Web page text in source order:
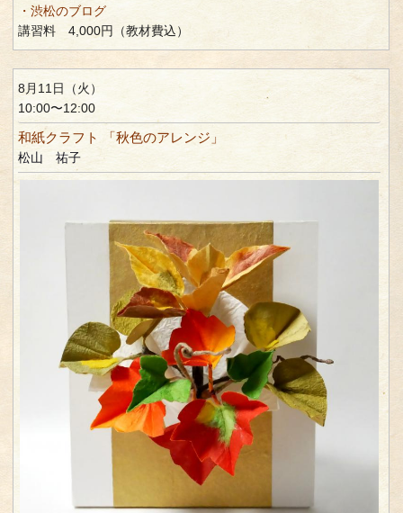
・渋松のブログ
講習料 4,000円（教材費込）
8月11日（火）
10:00〜12:00
和紙クラフト 「秋色のアレンジ」
松山 祐子